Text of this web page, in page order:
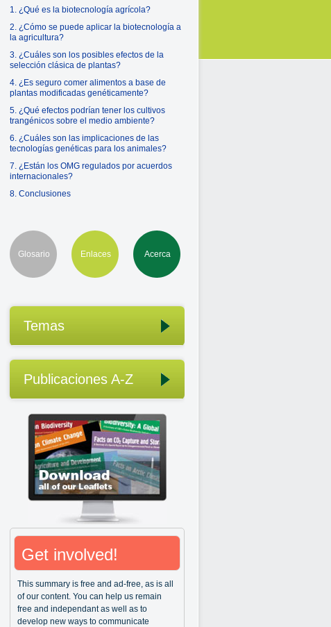
1. ¿Qué es la biotecnología agrícola?
2. ¿Cómo se puede aplicar la biotecnología a
la agricultura?
3. ¿Cuáles son los posibles efectos de la
selección clásica de plantas?
4. ¿Es seguro comer alimentos a base de
plantas modificadas genéticamente?
5. ¿Qué efectos podrían tener los cultivos
trangénicos sobre el medio ambiente?
6. ¿Cuáles son las implicaciones de las
tecnologías genéticas para los animales?
7. ¿Están los OMG regulados por acuerdos
internacionales?
8. Conclusiones
Glosario Enlaces Acerca
Temas
Publicaciones A-Z
Get involved!
This summary is free and ad-free, as is all
of our content. You can help us remain
free and independant as well as to
develop new ways to communicate